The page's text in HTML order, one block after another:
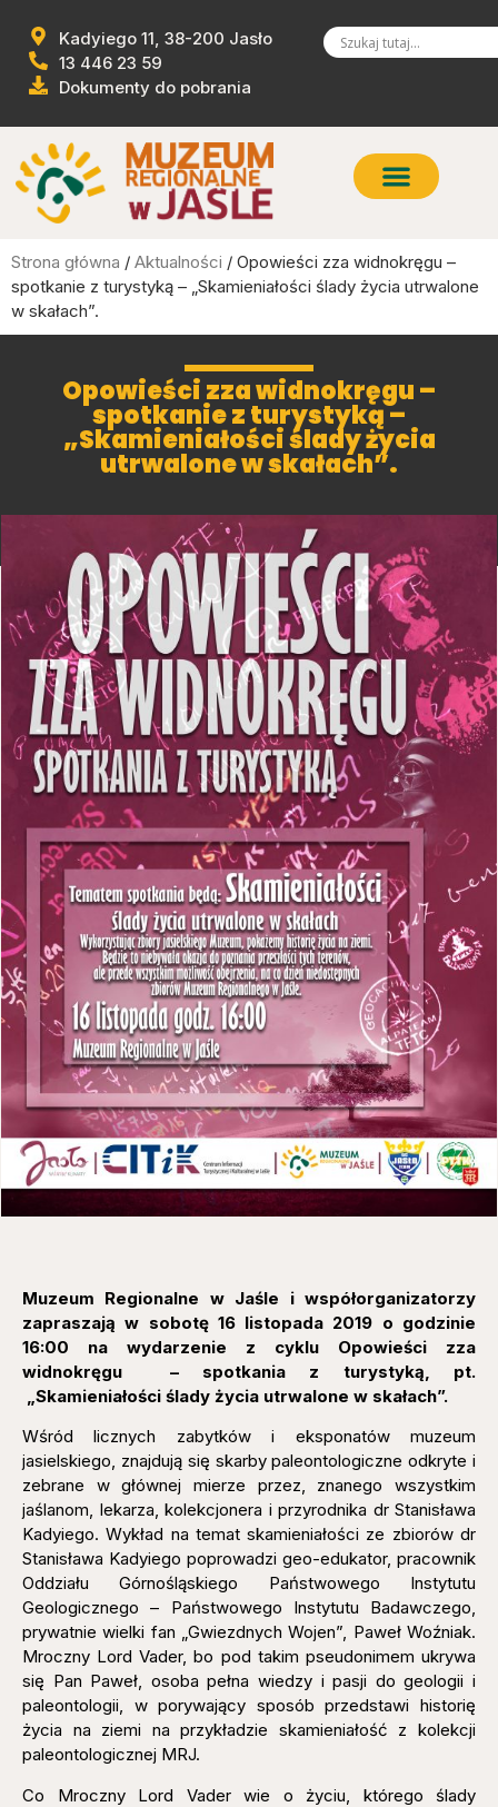
Kadyiego 11, 38-200 Jasło
13 446 23 59
Dokumenty do pobrania
Strona główna / Aktualności / Opowieści zza widnokręgu –
spotkanie z turystyką – „Skamieniałości ślady życia utrwalone
w skałach”.
Opowieści zza widnokręgu –
spotkanie z turystyką –
„Skamieniałości ślady życia
utrwalone w skałach”.
Muzeum Regionalne w Jaśle i współorganizatorzy
zapraszają w sobotę 16 listopada 2019 o godzinie
16:00 na wydarzenie z cyklu Opowieści zza
widnokręgu – spotkania z turystyką, pt.
„Skamieniałości ślady życia utrwalone w skałach”.
Wśród licznych zabytków i eksponatów muzeum
jasielskiego, znajdują się skarby paleontologiczne odkryte i
zebrane w głównej mierze przez, znanego wszystkim
jaślanom, lekarza, kolekcjonera i przyrodnika dr Stanisława
Kadyiego. Wykład na temat skamieniałości ze zbiorów dr
Stanisława Kadyiego poprowadzi geo-edukator, pracownik
Oddziału Górnośląskiego Państwowego Instytutu
Geologicznego – Państwowego Instytutu Badawczego,
prywatnie wielki fan „Gwiezdnych Wojen”, Paweł Woźniak.
Mroczny Lord Vader, bo pod takim pseudonimem ukrywa
się Pan Paweł, osoba pełna wiedzy i pasji do geologii i
paleontologii, w porywający sposób przedstawi historię
życia na ziemi na przykładzie skamieniałość z kolekcji
paleontologicznej MRJ.
Co Mroczny Lord Vader wie o życiu, którego ślady